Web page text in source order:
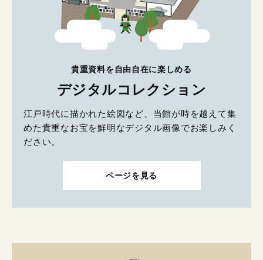
貴重資料を自由自在に楽しめる
デジタルコレクション
江戸時代に描かれた絵図など、当館が時を越えて集
めた貴重なお宝を鮮明なデジタル画像でお楽しみく
ださい。
ページを見る